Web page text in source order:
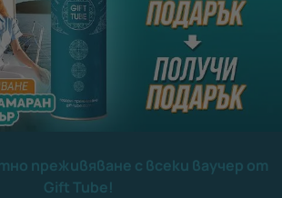
преживяване с всеки ваучер от
Gift Tube!